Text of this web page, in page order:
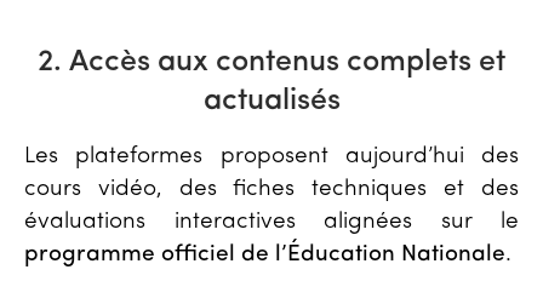
2. Accès aux contenus complets et
actualisés
Les plateformes proposent aujourd’hui des
cours vidéo, des fiches techniques et des
évaluations interactives alignées sur le
programme officiel de l’Éducation Nationale.